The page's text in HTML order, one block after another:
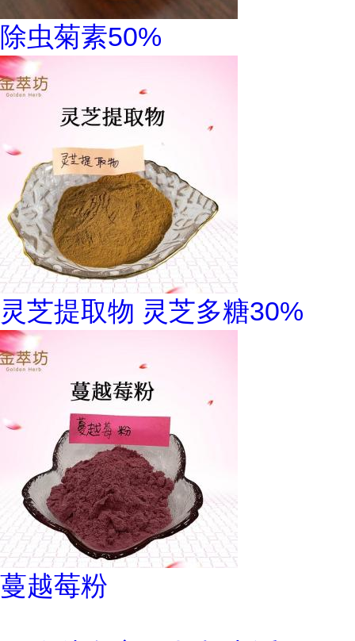
除虫菊素50%
灵芝提取物 灵芝多糖30%
蔓越莓粉